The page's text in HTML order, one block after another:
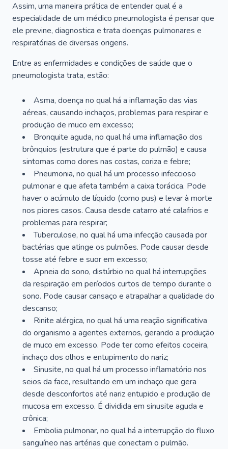
Assim, uma maneira prática de entender qual é a
especialidade de um médico pneumologista é pensar que
ele previne, diagnostica e trata doenças pulmonares e
respiratórias de diversas origens.
Entre as enfermidades e condições de saúde que o
pneumologista trata, estão:
Asma, doença no qual há a inflamação das vias
aéreas, causando inchaços, problemas para respirar e
produção de muco em excesso;
Bronquite aguda, no qual há uma inflamação dos
brônquios (estrutura que é parte do pulmão) e causa
sintomas como dores nas costas, coriza e febre;
Pneumonia, no qual há um processo infeccioso
pulmonar e que afeta também a caixa torácica. Pode
haver o acúmulo de líquido (como pus) e levar à morte
nos piores casos. Causa desde catarro até calafrios e
problemas para respirar;
Tuberculose, no qual há uma infecção causada por
bactérias que atinge os pulmões. Pode causar desde
tosse até febre e suor em excesso;
Apneia do sono, distúrbio no qual há interrupções
da respiração em períodos curtos de tempo durante o
sono. Pode causar cansaço e atrapalhar a qualidade do
descanso;
Rinite alérgica, no qual há uma reação significativa
do organismo a agentes externos, gerando a produção
de muco em excesso. Pode ter como efeitos coceira,
inchaço dos olhos e entupimento do nariz;
Sinusite, no qual há um processo inflamatório nos
seios da face, resultando em um inchaço que gera
desde desconfortos até nariz entupido e produção de
mucosa em excesso. É dividida em sinusite aguda e
crônica;
Embolia pulmonar, no qual há a interrupção do fluxo
sanguíneo nas artérias que conectam o pulmão.